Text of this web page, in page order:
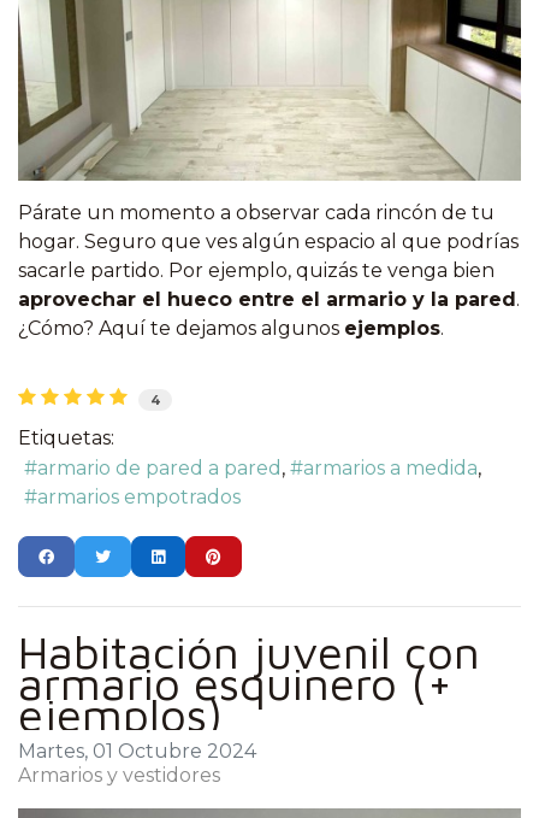
Párate un momento a observar cada rincón de tu
hogar. Seguro que ves algún espacio al que podrías
sacarle partido. Por ejemplo, quizás te venga bien
aprovechar el hueco entre el armario y la pared.
¿Cómo? Aquí te dejamos algunos ejemplos.
4
Etiquetas:
armario de pared a pared
armarios a medida
armarios empotrados
Habitación juvenil con
armario esquinero (+
ejemplos)
Martes, 01 Octubre 2024
Armarios y vestidores